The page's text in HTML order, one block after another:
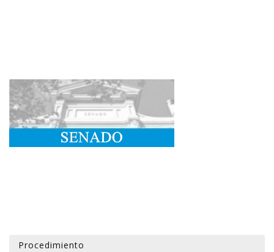
Procedimiento